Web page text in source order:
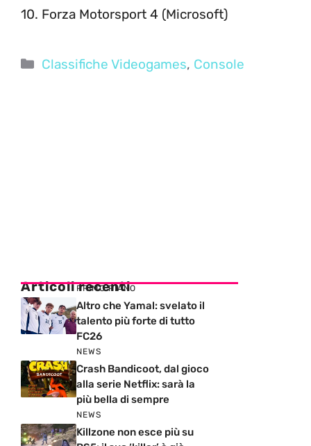
10. Forza Motorsport 4 (Microsoft)
Categorie
Classifiche Videogames, Console
Articoli recenti
PRIMO PIANO
Altro che Yamal: svelato il
talento più forte di tutto
FC26
NEWS
Crash Bandicoot, dal gioco
alla serie Netflix: sarà la
più bella di sempre
NEWS
Killzone non esce più su